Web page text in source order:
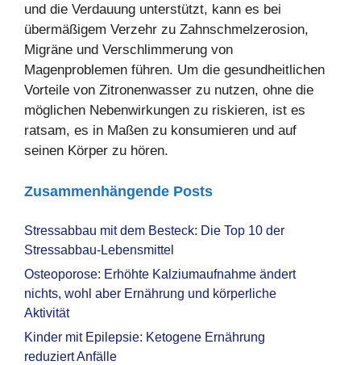
und die Verdauung unterstützt, kann es bei
übermäßigem Verzehr zu Zahnschmelzerosion,
Migräne und Verschlimmerung von
Magenproblemen führen. Um die gesundheitlichen
Vorteile von Zitronenwasser zu nutzen, ohne die
möglichen Nebenwirkungen zu riskieren, ist es
ratsam, es in Maßen zu konsumieren und auf
seinen Körper zu hören.
Zusammenhängende Posts
Stressabbau mit dem Besteck: Die Top 10 der
Stressabbau-Lebensmittel
Osteoporose: Erhöhte Kalziumaufnahme ändert
nichts, wohl aber Ernährung und körperliche
Aktivität
Kinder mit Epilepsie: Ketogene Ernährung
reduziert Anfälle